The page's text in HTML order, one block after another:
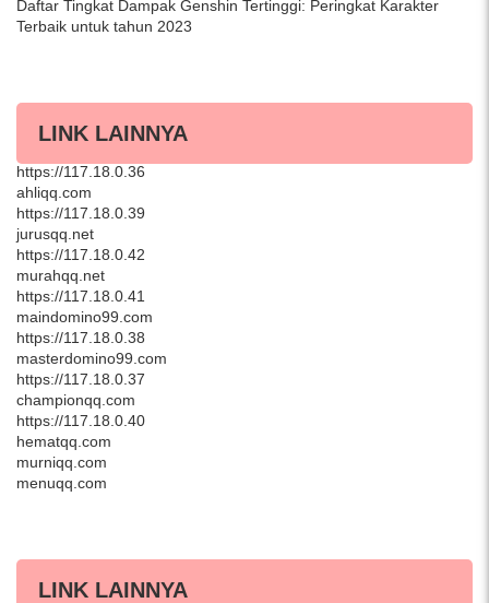
Daftar Tingkat Dampak Genshin Tertinggi: Peringkat Karakter
Terbaik untuk tahun 2023
LINK LAINNYA
https://117.18.0.36
ahliqq.com
https://117.18.0.39
jurusqq.net
https://117.18.0.42
murahqq.net
https://117.18.0.41
maindomino99.com
https://117.18.0.38
masterdomino99.com
https://117.18.0.37
championqq.com
https://117.18.0.40
hematqq.com
murniqq.com
menuqq.com
LINK LAINNYA